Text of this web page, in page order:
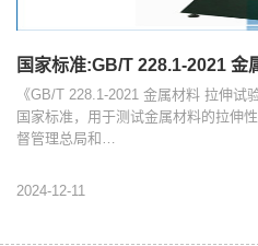
《GB/T 228.1-2021 金属材料 拉伸试
国家标准，用于测试金属材料的拉伸
督管理总局和…
2024-12-11